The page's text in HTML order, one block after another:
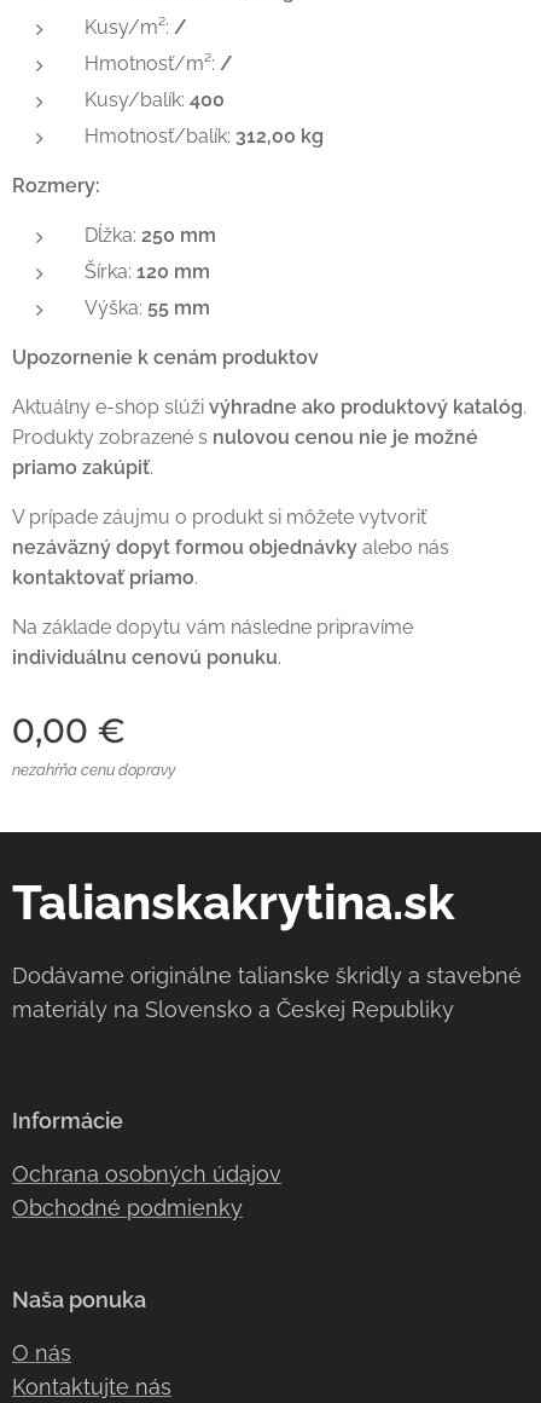
Kusy/m²: /
Hmotnosť/m²: /
Kusy/balík: 400
Hmotnosť/balík: 312,00 kg
Rozmery:
Dĺžka: 250 mm
Šírka: 120 mm
Výška: 55 mm
Upozornenie k cenám produktov
Aktuálny e-shop slúži výhradne ako produktový katalóg.
Produkty zobrazené s nulovou cenou nie je možné
priamo zakúpiť.
V prípade záujmu o produkt si môžete vytvoriť
nezáväzný dopyt formou objednávky alebo nás
kontaktovať priamo.
Na základe dopytu vám následne pripravíme
individuálnu cenovú ponuku.
0,00 €
nezahŕňa cenu dopravy
Talianskakrytina.sk
Dodávame originálne talianske škridly a stavebné
materiály na Slovensko a Českej Republiky
Informácie
Ochrana osobných údajov
Obchodné podmienky
Naša ponuka
O nás
Kontaktujte nás